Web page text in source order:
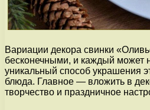
Вариации декора свинки
бесконечными, и каждый может
уникальный способ украшения
блюда. Главное — вложить в
творчество и праздничное